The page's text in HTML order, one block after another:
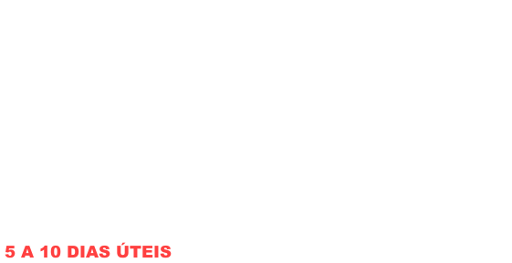
5 A 10 DIAS ÚTEIS